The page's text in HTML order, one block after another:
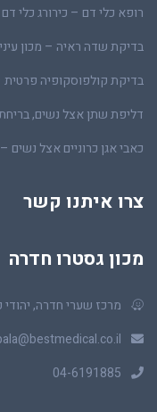
רופא כלי דם – כירורג כלי
בדיקת שדה ראיה – מכון
בדיקת קולפוסקופיה
דליפת שתן אצל נשים,
כאבי אגן כרוניים אצל
צרו איתנו קשר
מכון גסטרו חדרה
מרכז שערי חדרה, יהודי
04-6191885